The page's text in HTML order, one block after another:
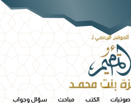
صوتيات الكتب مباحث سؤال وجواب